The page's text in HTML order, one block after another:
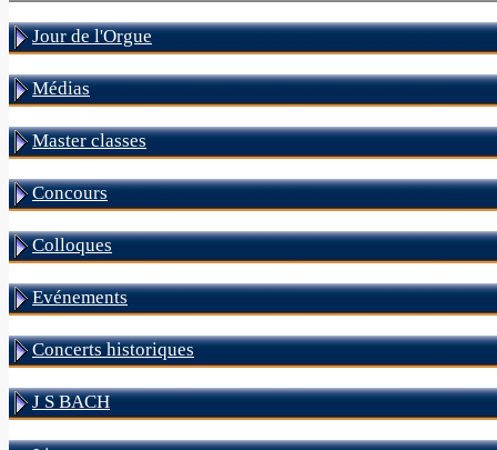
Jour de l'Orgue
Médias
Master classes
Concours
Colloques
Evénements
Concerts historiques
J S BACH